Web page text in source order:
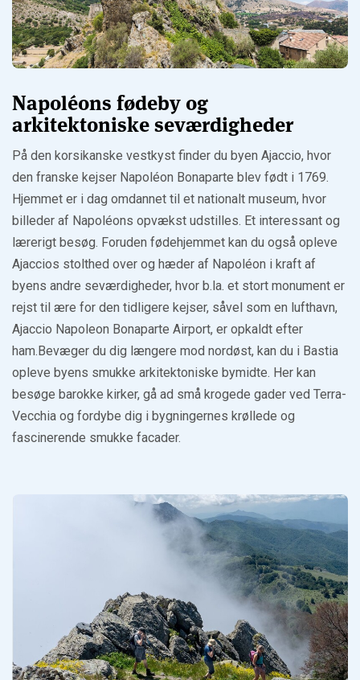
Napoléons fødeby og
arkitektoniske seværdigheder
På den korsikanske vestkyst finder du byen Ajaccio, hvor
den franske kejser Napoléon Bonaparte blev født i 1769.
Hjemmet er i dag omdannet til et nationalt museum, hvor
billeder af Napoléons opvækst udstilles. Et interessant og
lærerigt besøg. Foruden fødehjemmet kan du også opleve
Ajaccios stolthed over og hæder af Napoléon i kraft af
byens andre seværdigheder, hvor b.la. et stort monument er
rejst til ære for den tidligere kejser, såvel som en lufthavn,
Ajaccio Napoleon Bonaparte Airport, er opkaldt efter
ham.Bevæger du dig længere mod nordøst, kan du i Bastia
opleve byens smukke arkitektoniske bymidte. Her kan
besøge barokke kirker, gå ad små krogede gader ved Terra-
Vecchia og fordybe dig i bygningernes krøllede og
fascinerende smukke facader.